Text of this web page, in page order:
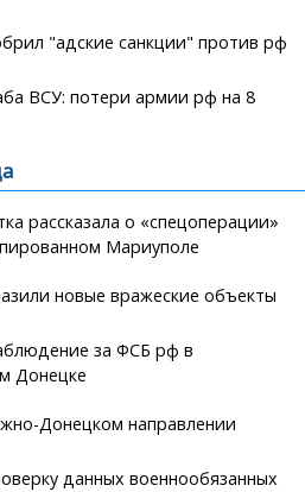
"адские санкции" против рф
ВСУ: потери армии рф на 8
рассказала о «спецоперации»
Мариуполе
новые вражеские объекты
за ФСБ рф в
Донецке
Донецком направлении
данных военнообязанных